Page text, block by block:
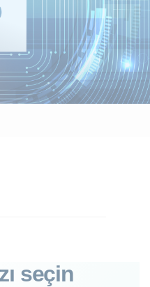
seçin